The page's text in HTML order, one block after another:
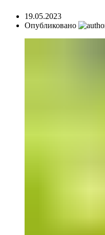
19.05.2023
Опубликовано